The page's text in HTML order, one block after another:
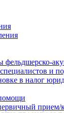
фельдшерско-
и
в налог
прием/